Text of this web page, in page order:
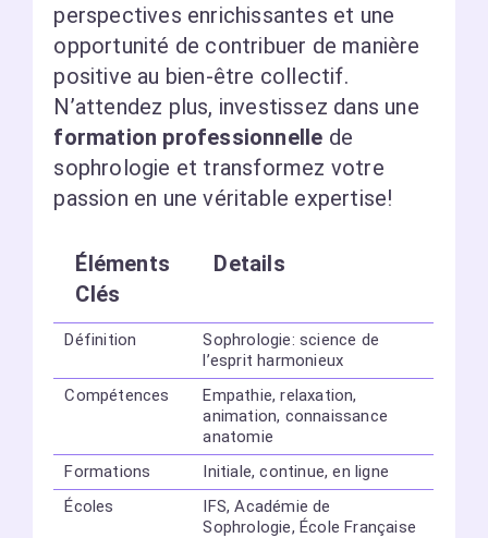
perspectives enrichissantes et une
opportunité de contribuer de manière
positive au bien-être collectif.
N’attendez plus, investissez dans une
formation professionnelle de
sophrologie et transformez votre
passion en une véritable expertise!
Éléments
Clés
Details
Définition
Sophrologie: science de
l’esprit harmonieux
Compétences
Empathie, relaxation,
animation, connaissance
anatomie
Formations
Initiale, continue, en ligne
Écoles
IFS, Académie de
Sophrologie, École Française